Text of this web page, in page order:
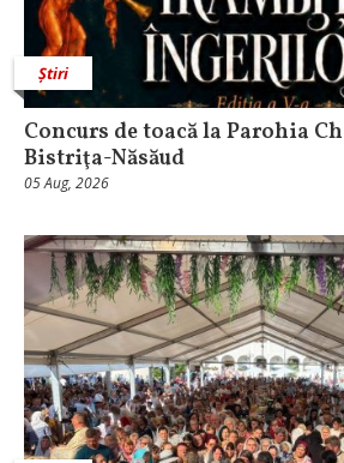
Știri
​Concurs de toacă la Parohia
Bistriţa-Năsăud
05 Aug, 2026